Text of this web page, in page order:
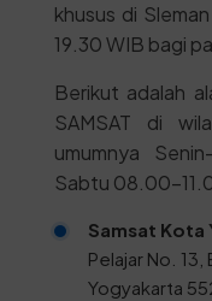
khusus di
19.30 WIB bagi
Berikut adalah
SAMSAT di
umumnya
Sabtu
Samsat Kota
Pelajar No.
Yogyakarta